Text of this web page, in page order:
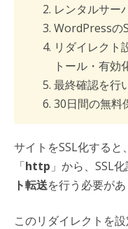
レンタルサー
WordPressの
リダイレクト
トール・有効
最終確認を行
30日間の無料
サイトをSSL化すると
「http 」から、SSL
ト転送を行う必要があ
このリダイレクトを